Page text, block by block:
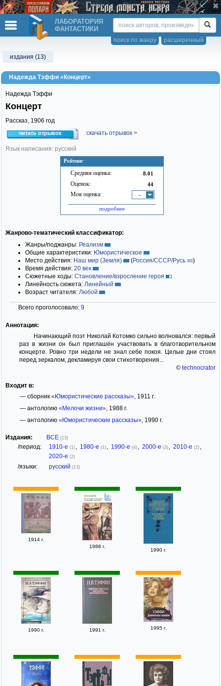
ЛАБОРАТОРИЯ
ФАНТАСТИКИ
расширенный
поиск по жанру
издания (13)
Надежда Тэффи «Концерт»
Рейтинг
Средняя оценка: 8.01
Оценок: 44
Моя оценка: -
подробнее
Надежда Тэффи
Концерт
Рассказ, 1906 год
читать отрывок скачать отрывок >
Язык написания: русский
Жанрово-тематический классификатор:
Жанры/поджанры: Реализм
Общие характеристики: Юмористическое
Место действия: Наш мир (Земля) (Россия/СССР/Русь
)
Время действия: 20 век
Сюжетные ходы: Становление/взросление героя
Линейность сюжета: Линейный
Возраст читателя: Любой
Всего проголосовало: 9
Аннотация:
Начинающий поэт Николай Котомко сильно волновался: первый
раз в жизни он был приглашён участвовать в благотворительном
концерте. Ровно три недели не знал себе покоя. Целые дни стоял
перед зеркалом, декламируя свои стихотворения...
© technocrator
Входит в:
— сборник «Юмористические рассказы», 1911 г.
— антологию «Мелочи жизни», 1988 г.
— антологию «Юмористические рассказы», 1990 г.
Издания: ВСЕ (13)
/период: 1910-е (1) 1980-е (1) 1990-е (4) 2000-е (3) 2010-е (2)
2020-е (2)
/языки: русский (13)
1914 г.
1988 г.
1990 г.
1990 г. 1991 г. 1995 г.